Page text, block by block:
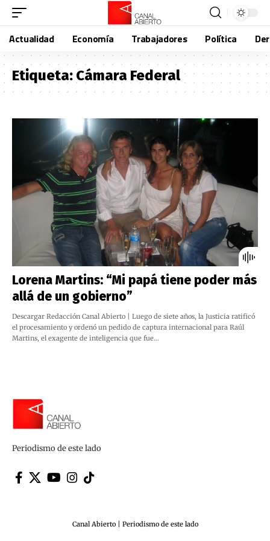
Actualidad Economía Trabajadores Política
Etiqueta:Cámara Federal
Lorena Martins: “Mi papá tiene poder más
allá de un gobierno”
Descargar Redacción Canal Abierto | Luego de siete años, la Justicia ratificó
el procesamiento y ordenó un pedido de captura internacional para Raúl
Martins, el exagente de inteligencia que fue…
Periodismo de este lado
Canal Abierto | Periodismo de este lado